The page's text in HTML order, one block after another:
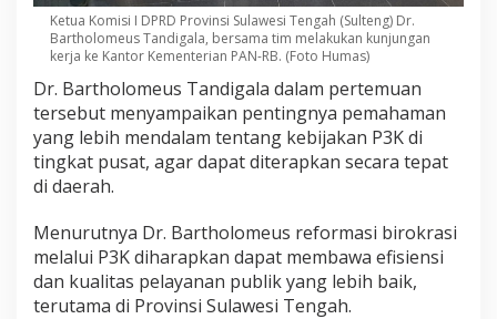
Ketua Komisi I DPRD Provinsi Sulawesi Tengah (Sulteng) Dr.
Bartholomeus Tandigala, bersama tim melakukan kunjungan
kerja ke Kantor Kementerian PAN-RB. (Foto Humas)
Dr. Bartholomeus Tandigala dalam pertemuan
tersebut menyampaikan pentingnya pemahaman
yang lebih mendalam tentang kebijakan P3K di
tingkat pusat, agar dapat diterapkan secara tepat
di daerah.
Menurutnya Dr. Bartholomeus reformasi birokrasi
melalui P3K diharapkan dapat membawa efisiensi
dan kualitas pelayanan publik yang lebih baik,
terutama di Provinsi Sulawesi Tengah.